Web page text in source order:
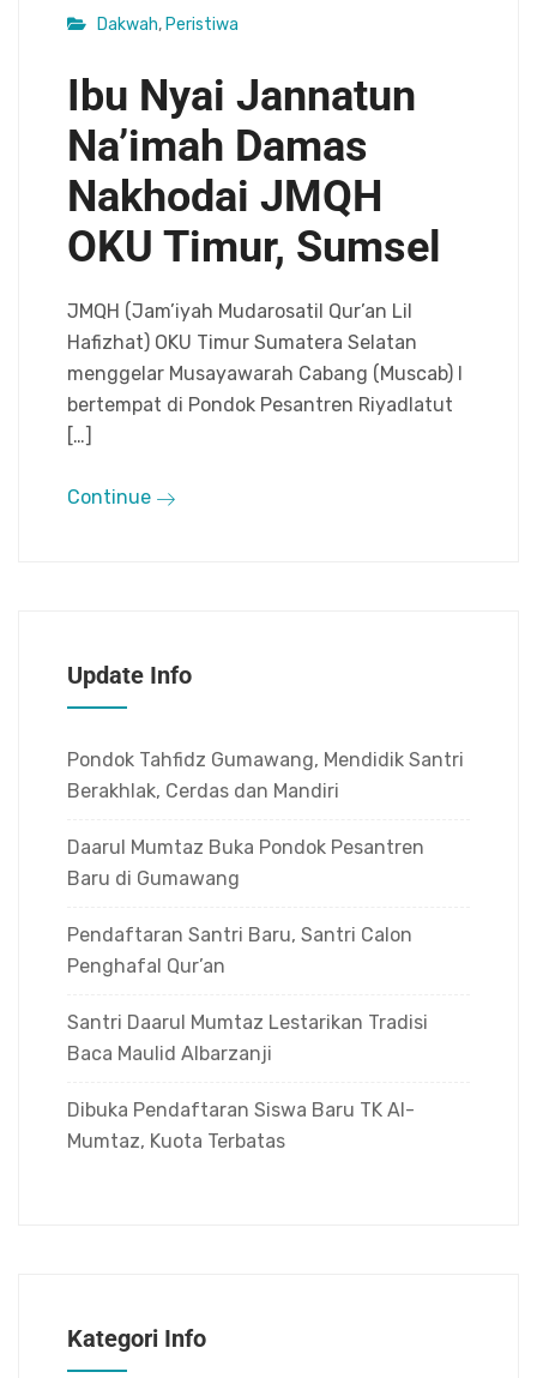
Dakwah, Peristiwa
Ibu Nyai Jannatun
Na’imah Damas
Nakhodai JMQH
OKU Timur, Sumsel
JMQH (Jam’iyah Mudarosatil Qur’an Lil
Hafizhat) OKU Timur Sumatera Selatan
menggelar Musayawarah Cabang (Muscab) l
bertempat di Pondok Pesantren Riyadlatut
[…]
Continue
Update Info
Pondok Tahfidz Gumawang, Mendidik Santri
Berakhlak, Cerdas dan Mandiri
Daarul Mumtaz Buka Pondok Pesantren
Baru di Gumawang
Pendaftaran Santri Baru, Santri Calon
Penghafal Qur’an
Santri Daarul Mumtaz Lestarikan Tradisi
Baca Maulid Albarzanji
Dibuka Pendaftaran Siswa Baru TK Al-
Mumtaz, Kuota Terbatas
Kategori Info